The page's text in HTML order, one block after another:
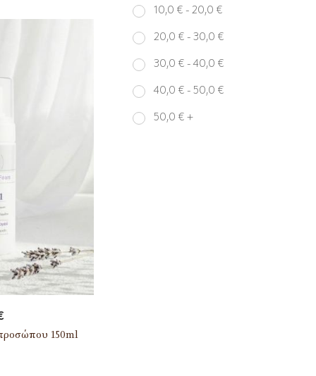
150ml
10,0 € - 20,0 €
20,0 € - 30,0 €
30,0 € - 40,0 €
40,0 € - 50,0 €
50,0 € +